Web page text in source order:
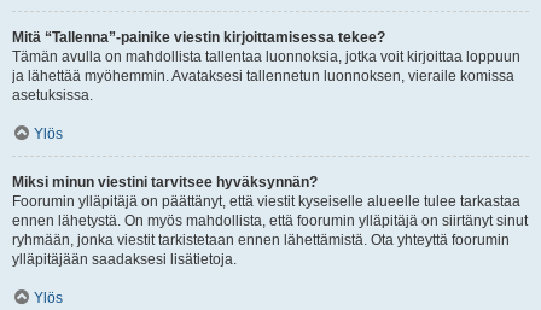
Mitä “Tallenna”-painike viestin kirjoittamisessa tekee?
Tämän avulla on mahdollista tallentaa luonnoksia, jotka voit kirjoittaa loppuun
ja lähettää myöhemmin. Avataksesi tallennetun luonnoksen, vieraile komissa
asetuksissa.
Ylös
Miksi minun viestini tarvitsee hyväksynnän?
Foorumin ylläpitäjä on päättänyt, että viestit kyseiselle alueelle tulee tarkastaa
ennen lähetystä. On myös mahdollista, että foorumin ylläpitäjä on siirtänyt sinut
ryhmään, jonka viestit tarkistetaan ennen lähettämistä. Ota yhteyttä foorumin
ylläpitäjään saadaksesi lisätietoja.
Ylös